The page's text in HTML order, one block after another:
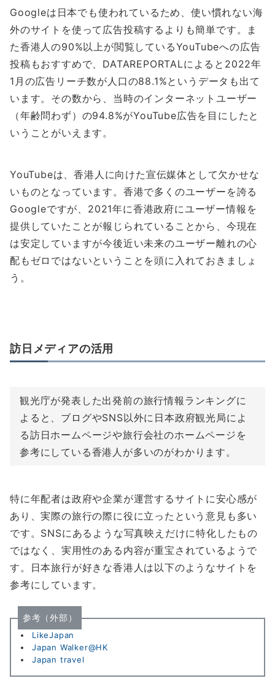
Googleは日本でも使われているため、使い慣れない海
外のサイトを使って広告投稿するよりも簡単です。ま
た香港人の90%以上が閲覧しているYouTubeへの広告
投稿もおすすめで、DATAREPORTALによると2022年
1月の広告リーチ数が人口の88.1%というデータも出て
います。その数から、当時のインターネットユーザー
（年齢問わず）の94.8%がYouTube広告を目にしたと
いうことがいえます。
YouTubeは、香港人に向けた宣伝媒体として欠かせな
いものとなっています。香港で多くのユーザーを誇る
Googleですが、2021年に香港政府にユーザー情報を
提供していたことが報じられていることから、今現在
は安定していますが今後近い未来のユーザー離れの心
配もゼロではないということを頭に入れておきましょ
う。
訪日メディアの活用
観光庁が発表した出発前の旅行情報ランキングに
よると、ブログやSNS以外に日本政府観光局によ
る訪日ホームページや旅行会社のホームページを
参考にしている香港人が多いのがわかります。
特に年配者は政府や企業が運営するサイトに安心感が
あり、実際の旅行の際に役に立ったという意見も多い
です。SNSにあるような写真映えだけに特化したもの
ではなく、実用性のある内容が重宝されているようで
す。日本旅行が好きな香港人は以下のようなサイトを
参考にしています。
参考（外部）
LikeJapan
Japan Walker@HK
Japan travel